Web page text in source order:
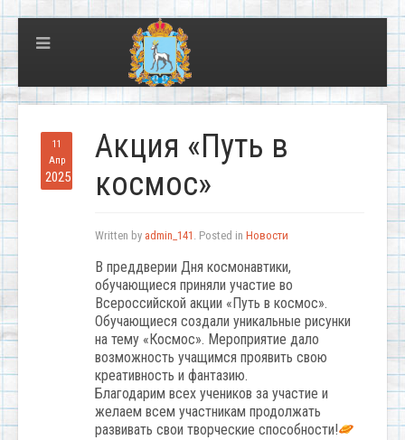
11
Апр
2025
Акция «Путь в
космос»
Written by admin_141 . Posted in Новости
В преддверии Дня космонавтики,
обучающиеся приняли участие во
Всероссийской акции «Путь в космос».
Обучающиеся создали уникальные рисунки
на тему «Космос». Мероприятие дало
возможность учащимся проявить свою
креативность и фантазию.
Благодарим всех учеников за участие и
желаем всем участникам продолжать
развивать свои творческие способности!